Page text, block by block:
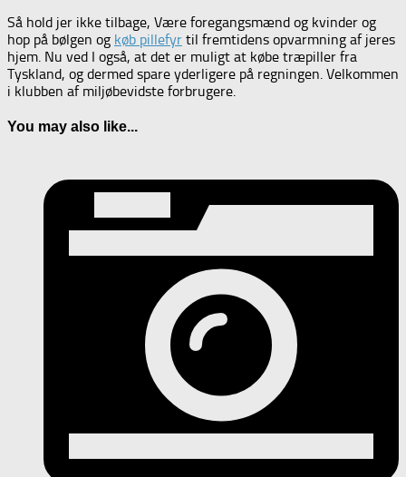
Så hold jer ikke tilbage, Være foregangsmænd og kvinder og
hop på bølgen og køb pillefyr til fremtidens opvarmning af jeres
hjem. Nu ved I også, at det er muligt at købe træpiller fra
Tyskland, og dermed spare yderligere på regningen. Velkommen
i klubben af miljøbevidste forbrugere.
You may also like...